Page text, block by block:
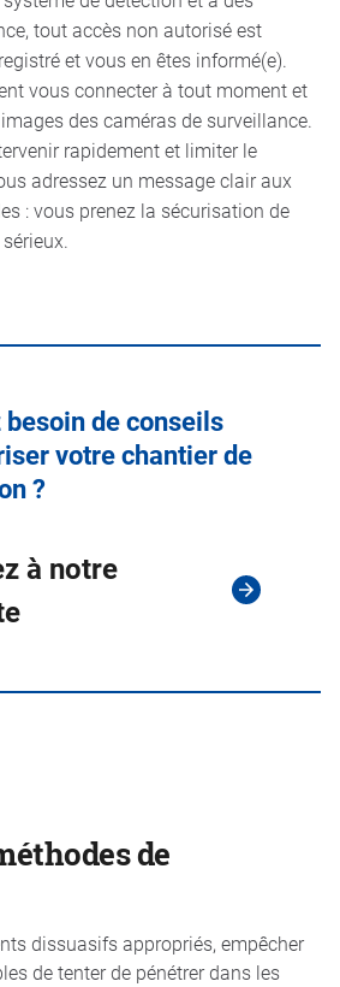
tout accès non autorisé est
et vous en êtes informé(e).
vous connecter à tout moment et
des caméras de surveillance.
rapidement et limiter le
adressez un message clair aux
: vous prenez la sécurisation de
besoin de conseils
votre chantier de
?
à notre
de
dissuasifs appropriés, empêcher
de tenter de pénétrer dans les